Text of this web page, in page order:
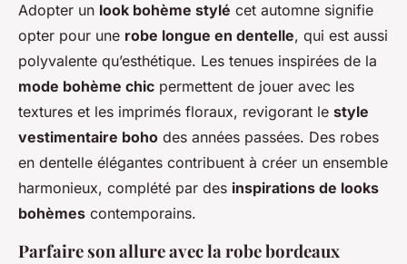
Adopter un look bohème stylé cet automne signifie
opter pour une robe longue en dentelle, qui est aussi
polyvalente qu’esthétique. Les tenues inspirées de la
mode bohème chic permettent de jouer avec les
textures et les imprimés floraux, revigorant le style
vestimentaire boho des années passées. Des robes
en dentelle élégantes contribuent à créer un ensemble
harmonieux, complété par des inspirations de looks
bohèmes contemporains.
Parfaire son allure avec la robe bordeaux